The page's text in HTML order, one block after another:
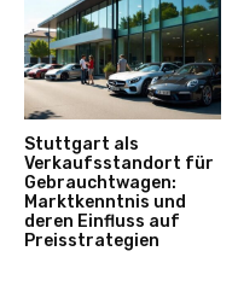
Stuttgart als
Verkaufsstandort für
Gebrauchtwagen:
Marktkenntnis und
deren Einfluss auf
Preisstrategien